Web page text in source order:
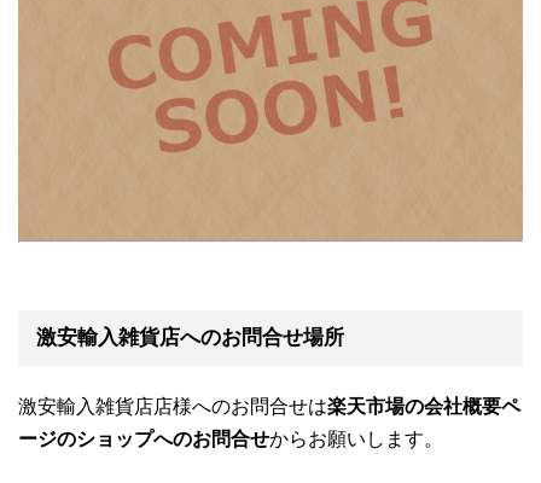
激安輸入雑貨店へのお問合せ場所
激安輸入雑貨店店様へのお問合せは楽天市場の会社概要ペ
ージのショップへのお問合せからお願いします。